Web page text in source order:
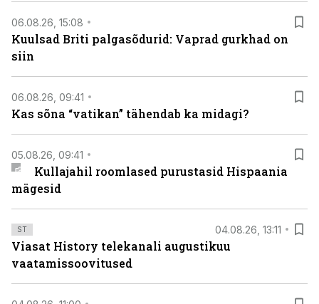
06.08.26, 15:08
Kuulsad Briti palgasõdurid: Vaprad gurkhad on
siin
06.08.26, 09:41
Kas sõna “vatikan” tähendab ka midagi?
05.08.26, 09:41
Kullajahil roomlased purustasid Hispaania
mägesid
ST 04.08.26, 13:11
Viasat History telekanali augustikuu
vaatamissoovitused